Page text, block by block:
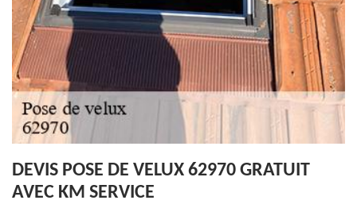
DEVIS POSE DE VELUX 62970 GRATUIT
AVEC KM SERVICE